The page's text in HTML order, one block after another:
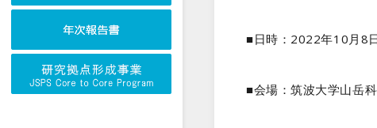
■日時：2022年10月8
■会場：筑波大学山岳